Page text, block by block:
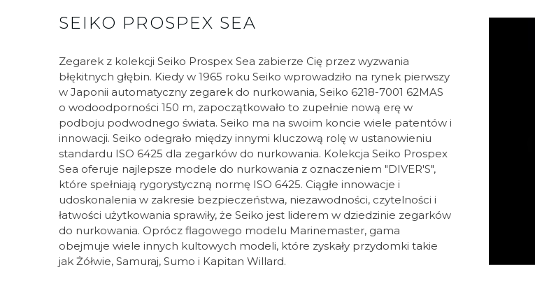
SEIKO PROSPEX SEA
Zegarek z kolekcji Seiko Prospex Sea zabierze Cię przez wyzwania
błękitnych głębin. Kiedy w 1965 roku Seiko wprowadziło na rynek pierwszy
w Japonii automatyczny zegarek do nurkowania, Seiko 6218-7001 62MAS
o wodoodporności 150 m, zapoczątkowało to zupełnie nową erę w
podboju podwodnego świata. Seiko ma na swoim koncie wiele patentów i
innowacji. Seiko odegrało między innymi kluczową rolę w ustanowieniu
standardu ISO 6425 dla zegarków do nurkowania. Kolekcja Seiko Prospex
Sea oferuje najlepsze modele do nurkowania z oznaczeniem "DIVER'S",
które spełniają rygorystyczną normę ISO 6425. Ciągłe innowacje i
udoskonalenia w zakresie bezpieczeństwa, niezawodności, czytelności i
łatwości użytkowania sprawiły, że Seiko jest liderem w dziedzinie zegarków
do nurkowania. Oprócz flagowego modelu Marinemaster, gama
obejmuje wiele innych kultowych modeli, które zyskały przydomki takie
jak Żółwie, Samuraj, Sumo i Kapitan Willard.